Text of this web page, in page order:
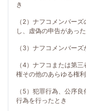
き
（2）ナフコメンバー
し、虚偽の申告があっ
（3）ナフコメンバー
（4）ナフコまたは第
権その他のあらゆる権
（5）犯罪行為、公序
行為を行ったとき